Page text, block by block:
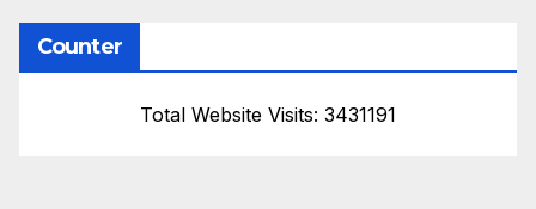
Counter
Total Website Visits: 3431191